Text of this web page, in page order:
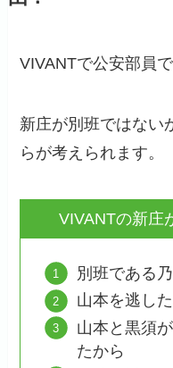
VIVANTで公安部員で
新庄が別班ではない
らが考えられます。
VIVANTの新庄
別班である
山本を逃し
山本と黒須
たから